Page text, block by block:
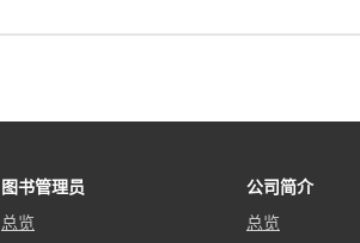
图书管理员
总览
公司简介
总览